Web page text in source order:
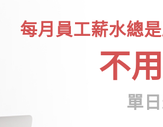
每月員工薪水總
不
單